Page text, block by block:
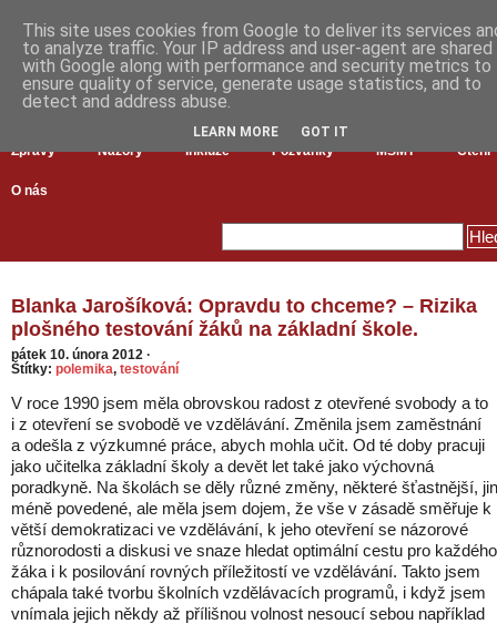
Zprávy Názory Inkluze Pozvánky MŠMT Čtení
O nás
Blanka Jarošíková: Opravdu to chceme? – Rizika
plošného testování žáků na základní škole.
pátek 10. února 2012 ·
Štítky: polemika, testování
V roce 1990 jsem měla obrovskou radost z otevřené svobody a to
i z otevření se svobodě ve vzdělávání. Změnila jsem zaměstnání
a odešla z výzkumné práce, abych mohla učit. Od té doby pracuji
jako učitelka základní školy a devět let také jako výchovná
poradkyně. Na školách se děly různé změny, některé šťastnější,
méně povedené, ale měla jsem dojem, že vše v zásadě směřuje k
větší demokratizaci ve vzdělávání, k jeho otevření se názorové
různorodosti a diskusi ve snaze hledat optimální cestu pro každého
žáka i k posilování rovných příležitostí ve vzdělávání. Takto jsem
chápala také tvorbu školních vzdělávacích programů, i když jsem
vnímala jejich někdy až přílišnou volnost nesoucí sebou například
This site uses cookies from Google to deliver its services
to analyze traffic. Your IP address and user-agent are shared
with Google along with performance and security metrics to
ensure quality of service, generate usage statistics, and to
detect and address abuse.
LEARN MORE GOT IT